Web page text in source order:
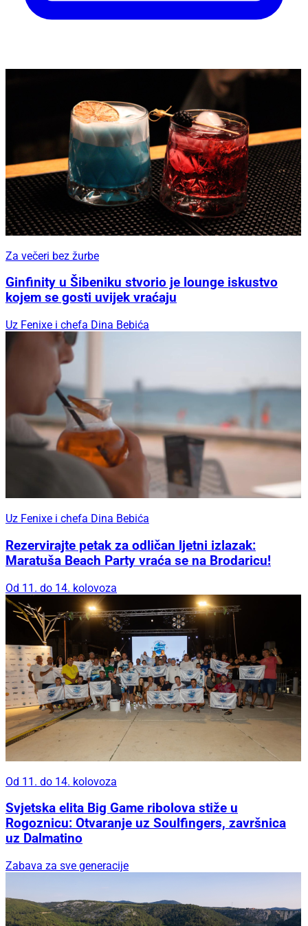
Za večeri bez žurbe
Ginfinity u Šibeniku stvorio je lounge iskustvo
kojem se gosti uvijek vraćaju
Uz Fenixe i chefa Dina Bebića
Uz Fenixe i chefa Dina Bebića
Rezervirajte petak za odličan ljetni izlazak:
Maratuša Beach Party vraća se na Brodaricu!
Od 11. do 14. kolovoza
Od 11. do 14. kolovoza
Svjetska elita Big Game ribolova stiže u
Rogoznicu: Otvaranje uz Soulfingers, završnica
uz Dalmatino
Zabava za sve generacije